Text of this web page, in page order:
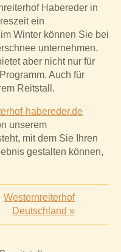
Habereder in
ein
Winter können Sie bei
unternehmen.
aber nicht nur für
Auch für
Reitstall.
habereder.de
unserem
mit dem Sie Ihren
gestalten können,
Westernreiterhof
Deutschland »